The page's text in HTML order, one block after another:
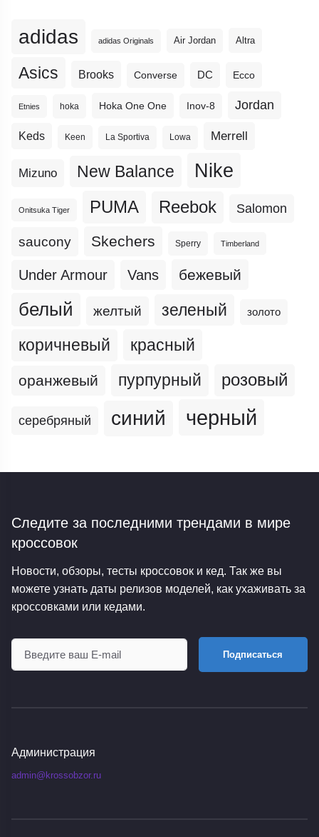
adidas adidas Originals Air Jordan Altra
Asics Brooks Converse DC Ecco
Etnies hoka Hoka One One Inov-8 Jordan
Keds Keen La Sportiva Lowa Merrell
Mizuno New Balance Nike
Onitsuka Tiger PUMA Reebok Salomon
saucony Skechers Sperry Timberland
Under Armour Vans бежевый
белый желтый зеленый золото
коричневый красный
оранжевый пурпурный розовый
серебряный синий черный
Следите за последними трендами в мире
кроссовок
Новости, обзоры, тесты кроссовок и кед. Так же вы
можете узнать даты релизов моделей, как ухаживать за
кроссовками или кедами.
Подписаться
Администрация
admin@krossobzor.ru